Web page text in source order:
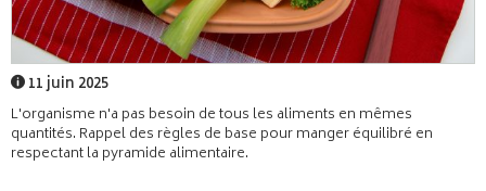
11 juin 2025
L'organisme n'a pas besoin de tous les aliments en mêmes
quantités. Rappel des règles de base pour manger équilibré en
respectant la pyramide alimentaire.